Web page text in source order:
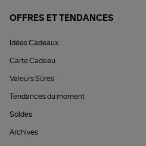
OFFRES ET TENDANCES
Idées Cadeaux
Carte Cadeau
Valeurs Sûres
Tendances du moment
Soldes
Archives